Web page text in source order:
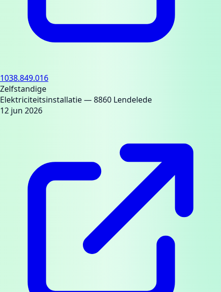
1038.849.016
Zelfstandige
Elektriciteitsinstallatie— 8860 Lendelede
12 jun 2026